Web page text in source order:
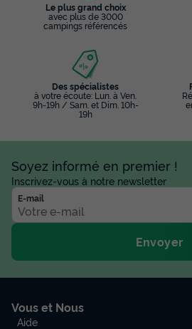
Le plus grand choix
avec plus de 3000
campings référencés
Des spécialistes
à votre écoute: Lun. à Ven.
9h-19h / Sam. et Dim. 10h-
19h
Soyez informé en premier !
Inscrivez-vous à notre newsletter
E-mail
Envoyer
Vous et Nous
Aide